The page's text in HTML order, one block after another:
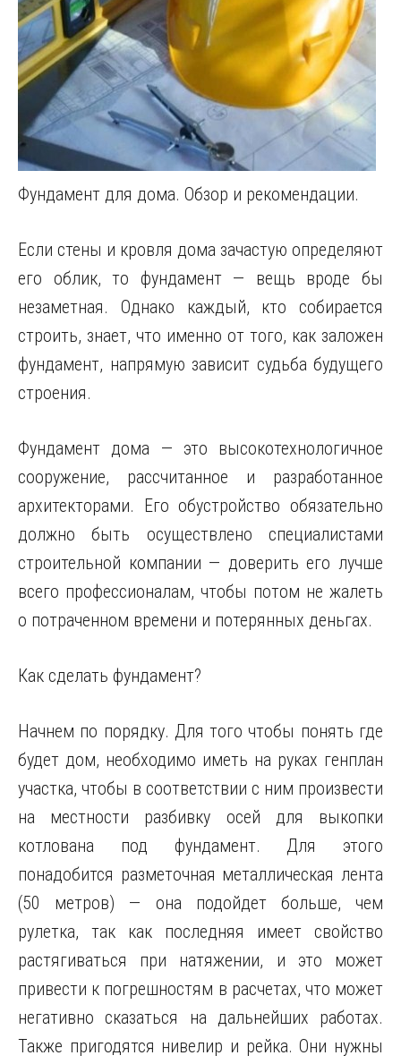
Фундамент для дома. Обзор и рекомендации.
Если стены и кровля дома зачастую определяют
его облик, то фундамент — вещь вроде бы
незаметная. Однако каждый, кто собирается
строить, знает, что именно от того, как заложен
фундамент, напрямую зависит судьба будущего
строения.
Фундамент дома — это высокотехнологичное
сооружение, рассчитанное и разработанное
архитекторами. Его обустройство обязательно
должно быть осуществлено специалистами
строительной компании — доверить его лучше
всего профессионалам, чтобы потом не жалеть
о потраченном времени и потерянных деньгах.
Как сделать фундамент?
Начнем по порядку. Для того чтобы понять где
будет дом, необходимо иметь на руках генплан
участка, чтобы в соответствии с ним произвести
на местности разбивку осей для выкопки
котлована под фундамент. Для этого
понадобится разметочная металлическая лента
(50 метров) — она подойдет больше, чем
рулетка, так как последняя имеет свойство
растягиваться при натяжении, и это может
привести к погрешностям в расчетах, что может
негативно сказаться на дальнейших работах.
Также пригодятся нивелир и рейка. Они нужны